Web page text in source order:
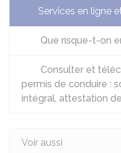
Services en ligne
Que risque-t-on
Consulter et
permis de conduire :
intégral, attestation
Voir aussi